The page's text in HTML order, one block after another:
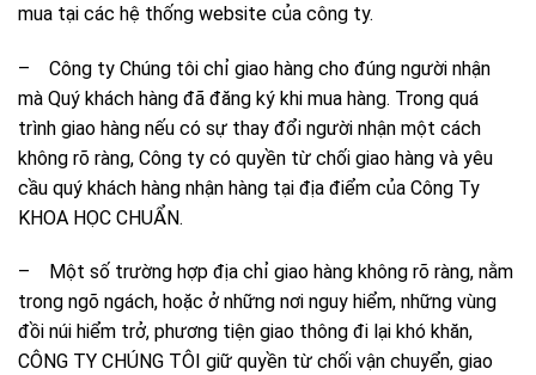
mua tại các hệ thống website của công ty.
– Công ty Chúng tôi chỉ giao hàng cho đúng người nhận
mà Quý khách hàng đã đăng ký khi mua hàng. Trong quá
trình giao hàng nếu có sự thay đổi người nhận một cách
không rõ ràng, Công ty có quyền từ chối giao hàng và yêu
cầu quý khách hàng nhận hàng tại địa điểm của Công Ty
KHOA HỌC CHUẨN.
– Một số trường hợp địa chỉ giao hàng không rõ ràng, nằm
trong ngõ ngách, hoặc ở những nơi nguy hiểm, những vùng
đồi núi hiểm trở, phương tiện giao thông đi lại khó khăn,
CÔNG TY CHÚNG TÔI giữ quyền từ chối vận chuyển, giao